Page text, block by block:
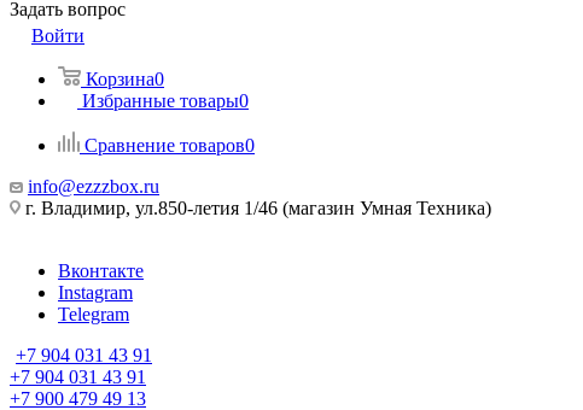
Задать вопрос
Войти
Корзина0
Избранные товары0
Сравнение товаров0
info@ezzzbox.ru
г. Владимир, ул.850-летия 1/46 (магазин Умная Техника)
Вконтакте
Instagram
Telegram
+7 904 031 43 91
+7 904 031 43 91
+7 900 479 49 13